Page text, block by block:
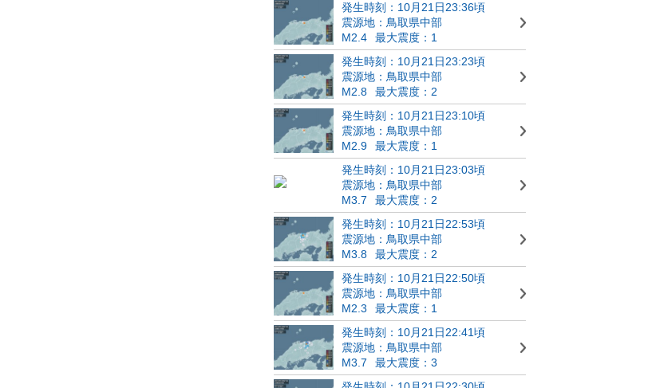
発生時刻：10月21日23:36頃
震源地：鳥取県中部
M2.4
最大震度：1
発生時刻：10月21日23:23頃
震源地：鳥取県中部
M2.8
最大震度：2
発生時刻：10月21日23:10頃
震源地：鳥取県中部
M2.9
最大震度：1
発生時刻：10月21日23:03頃
震源地：鳥取県中部
M3.7
最大震度：2
発生時刻：10月21日22:53頃
震源地：鳥取県中部
M3.8
最大震度：2
発生時刻：10月21日22:50頃
震源地：鳥取県中部
M2.3
最大震度：1
発生時刻：10月21日22:41頃
震源地：鳥取県中部
M3.7
最大震度：3